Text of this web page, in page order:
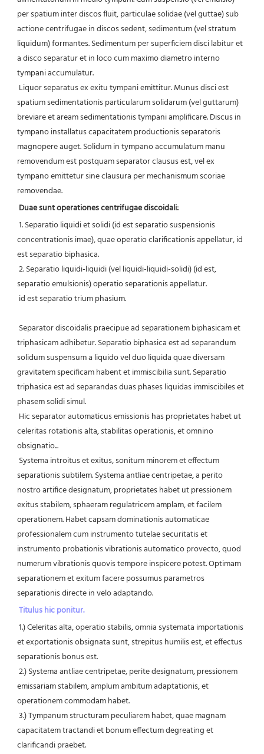
per spatium inter discos fluit, particulae solidae (vel guttae) sub
actione centrifugae in discos sedent, sedimentum (vel stratum
liquidum) formantes. Sedimentum per superficiem disci labitur et
a disco separatur et in loco cum maximo diametro interno
tympani accumulatur.
spatium sedimentationis particularum solidarum (vel guttarum)
breviare et aream sedimentationis tympani amplificare. Discus in
tympano installatus capacitatem productionis separatoris
magnopere auget. Solidum in tympano accumulatum manu
removendum est postquam separator clausus est, vel ex
tympano emittetur sine clausura per mechanismum scoriae
removendae.
Duae sunt operationes centrifugae discoidali:
1. Separatio liquidi et solidi (id est separatio suspensionis
concentrationis imae), quae operatio clarificationis appellatur, id
est separatio biphasica.
separatio emulsionis) operatio separationis appellatur.
id est separatio trium phasium.
triphasicam adhibetur. Separatio biphasica est ad separandum
solidum suspensum a liquido vel duo liquida quae diversam
gravitatem specificam habent et immiscibilia sunt. Separatio
triphasica est ad separandas duas phases liquidas immiscibiles et
phasem solidi simul.
celeritas rotationis alta, stabilitas operationis, et omnino
obsignatio...
separationis subtilem. Systema antliae centripetae, a perito
nostro artifice designatum, proprietates habet ut pressionem
exitus stabilem, sphaeram regulatricem amplam, et facilem
operationem. Habet capsam dominationis automaticae
professionalem cum instrumento tutelae securitatis et
instrumento probationis vibrationis automatico provecto, quod
numerum vibrationis quovis tempore inspicere potest. Optimam
separationem et exitum facere possumus parametros
separationis directe in velo adaptando.
Titulus hic ponitur.
1.) Celeritas alta, operatio stabilis, omnia systemata importationis
et exportationis obsignata sunt, strepitus humilis est, et effectus
separationis bonus est.
emissariam stabilem, amplum ambitum adaptationis, et
operationem commodam habet.
capacitatem tractandi et bonum effectum degreating et
clarificandi praebet.